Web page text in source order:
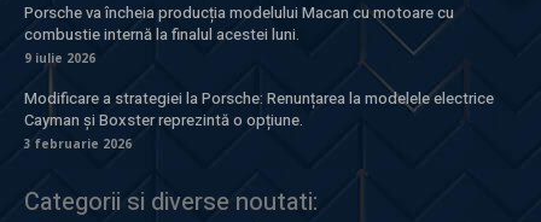
Porsche va încheia producția modelului Macan cu motoare cu
combustie internă la finalul acestei luni.
9 iulie 2026
Modificare a strategiei la Porsche: Renunțarea la modelele electrice
Cayman și Boxster reprezintă o opțiune.
3 februarie 2026
Categorii si diverse noutati: